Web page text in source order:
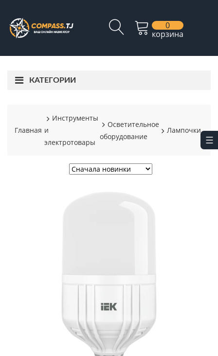
0
корзина
КАТЕГОРИИ
Главная
Инструменты
и
электротовары
Осветительное
оборудование
Лампочки